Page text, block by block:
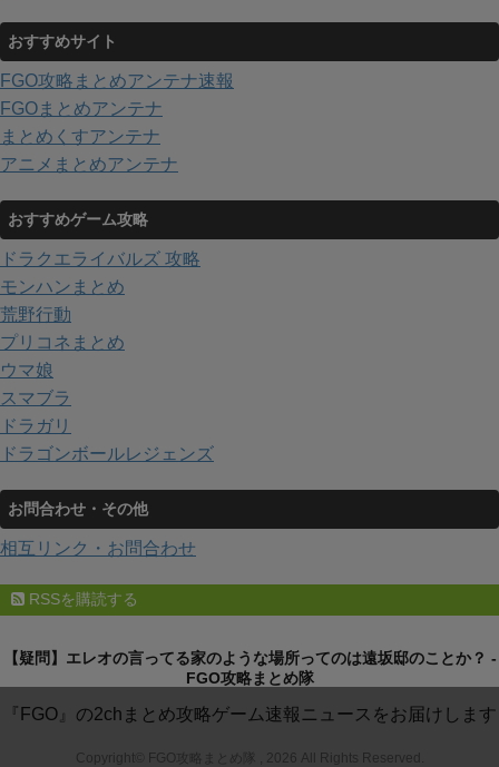
おすすめサイト
FGO攻略まとめアンテナ速報
FGOまとめアンテナ
まとめくすアンテナ
アニメまとめアンテナ
おすすめゲーム攻略
ドラクエライバルズ 攻略
モンハンまとめ
荒野行動
プリコネまとめ
ウマ娘
スマブラ
ドラガリ
ドラゴンボールレジェンズ
お問合わせ・その他
相互リンク・お問合わせ
RSSを購読する
【疑問】エレオの言ってる家のような場所ってのは遠坂邸のことか？ -
FGO攻略まとめ隊
『FGO』の2chまとめ攻略ゲーム速報ニュースをお届けします
Copyright© FGO攻略まとめ隊 , 2026 All Rights Reserved.